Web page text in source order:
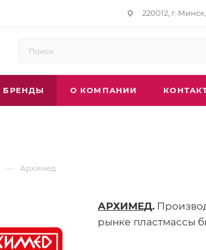
220012, г.
БРЕНДЫ О КОМПАНИИ
— Архимед
АРХИМЕД.
рынке пластмассы